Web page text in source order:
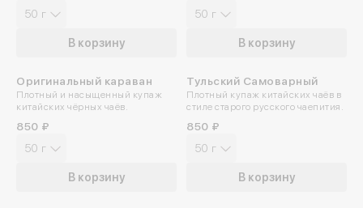
В корзину
50 г
В корзину
50 г
Оригинальный караван
Плотный и насыщенный купаж
китайских чёрных чаёв.
850 ₽
В корзину
50 г
ПРОБУЙТЕ ХОЛОДНЫМ
Тульский Самоварный
Плотный купаж китайских чаёв в
стиле старого русского чаепития.
850 ₽
В корзину
50 г